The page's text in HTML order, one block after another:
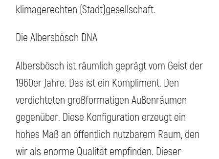
klimagerechten (Stadt)gesellschaft.
Die Albersbösch DNA
Albersbösch ist räumlich geprägt vom Geist der
1960er Jahre. Das ist ein Kompliment. Den
verdichteten großformatigen Außenräumen
gegenüber. Diese Konfiguration erzeugt ein
hohes Maß an öffentlich nutzbarem Raum, den
wir als enorme Qualität empfinden. Dieser